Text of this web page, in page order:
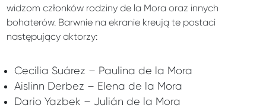
widzom członków rodziny de la Mora oraz innych
bohaterów. Barwnie na ekranie kreują te postaci
następujący aktorzy:
Cecilia Suárez – Paulina de la Mora
Aislinn Derbez – Elena de la Mora
Dario Yazbek – Julián de la Mora